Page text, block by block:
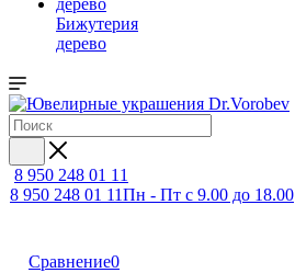
Бижутерия
дерево
8 950 248 01 11
8 950 248 01 11Пн - Пт с 9.00 до 18.00
Сравнение0